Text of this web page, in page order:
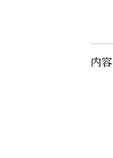
内容